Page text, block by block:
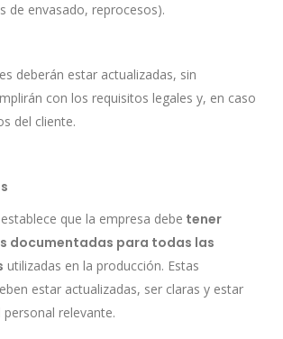
de envasado, reprocesos).
deberán estar actualizadas, sin
con los requisitos legales y, en caso
del cliente.
que la empresa debe tener
documentadas para todas las
utilizadas en la producción. Estas
estar actualizadas, ser claras y estar
relevante.